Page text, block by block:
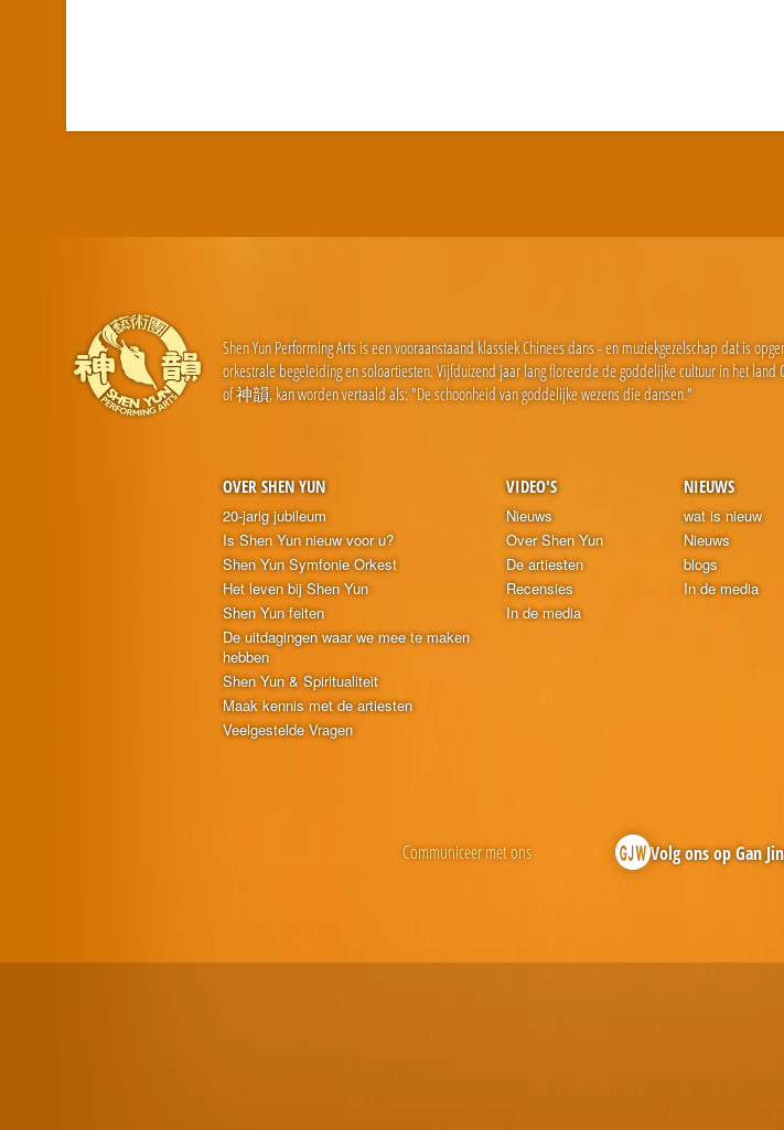
Shen Yun Performing Arts is een vooraanstaand klassiek Chinees dans - en muziekgezelschap dat is
orkestrale begeleiding en soloartiesten. Vijfduizend jaar lang floreerde de goddelijke cultuur in het
of 神韻, kan worden vertaald als: "De schoonheid van goddelijke wezens die dansen."
OVER SHEN YUN
20-jarig jubileum
Is Shen Yun nieuw voor u?
Shen Yun Symfonie Orkest
Het leven bij Shen Yun
Shen Yun feiten
De uitdagingen waar we mee te maken
hebben
Shen Yun & Spiritualiteit
Maak kennis met de artiesten
Veelgestelde Vragen
VIDEO'S
Nieuws
Over Shen Yun
De artiesten
Recensies
In de media
NIEUWS
wat is nieuw
Nieuws
blogs
In de media
Communiceer met ons Volg ons op Gan